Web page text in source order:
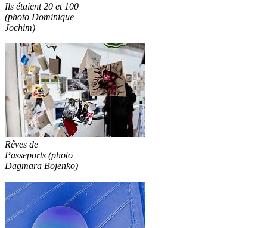
Ils étaient 20 et 100
(photo Dominique
Jochim)
Rêves de
Passeports (photo
Dagmara Bojenko)